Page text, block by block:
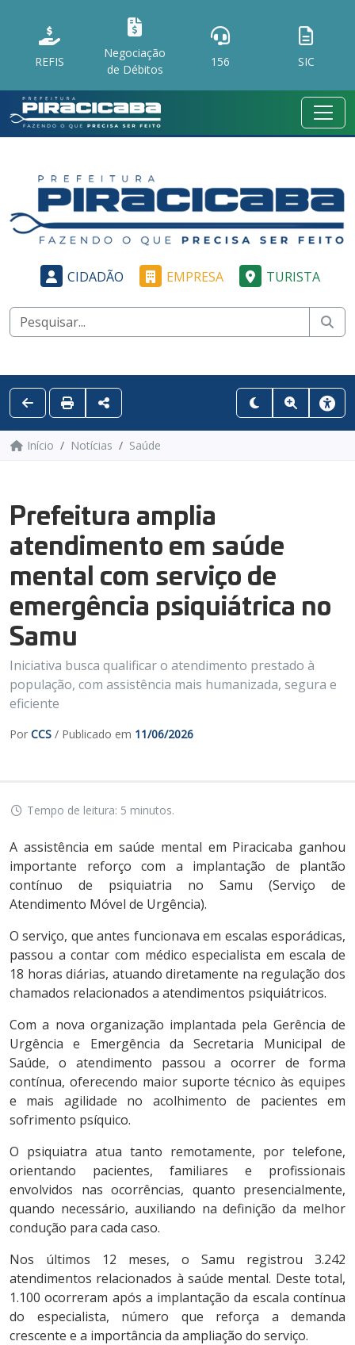
REFIS
Negociação
de Débitos
156 SIC
CIDADÃO EMPRESA TURISTA
Início Notícias Saúde
Prefeitura amplia
atendimento em saúde
mental com serviço de
emergência psiquiátrica no
Samu
Iniciativa busca qualificar o atendimento prestado à
população, com assistência mais humanizada, segura e
eficiente
Por CCS / Publicado em 11/06/2026
Tempo de leitura: 5 minutos.
A assistência em saúde mental em Piracicaba ganhou
importante reforço com a implantação de plantão
contínuo de psiquiatria no Samu (Serviço de
Atendimento Móvel de Urgência).
O serviço, que antes funcionava em escalas esporádicas,
passou a contar com médico especialista em escala de
18 horas diárias, atuando diretamente na regulação dos
chamados relacionados a atendimentos psiquiátricos.
Com a nova organização implantada pela Gerência de
Urgência e Emergência da Secretaria Municipal de
Saúde, o atendimento passou a ocorrer de forma
contínua, oferecendo maior suporte técnico às equipes
e mais agilidade no acolhimento de pacientes em
sofrimento psíquico.
O psiquiatra atua tanto remotamente, por telefone,
orientando pacientes, familiares e profissionais
envolvidos nas ocorrências, quanto presencialmente,
quando necessário, auxiliando na definição da melhor
condução para cada caso.
Nos últimos 12 meses, o Samu registrou 3.242
atendimentos relacionados à saúde mental. Deste total,
1.100 ocorreram após a implantação da escala contínua
do especialista, número que reforça a demanda
crescente e a importância da ampliação do serviço.